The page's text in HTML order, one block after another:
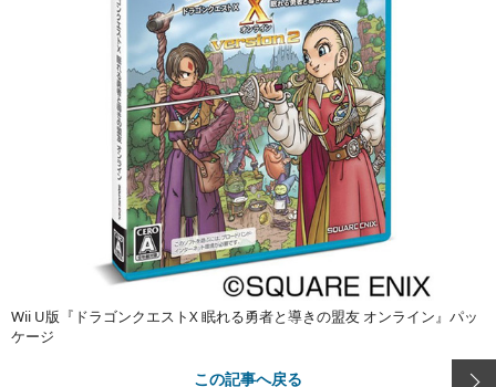
Wii U版『ドラゴンクエストX 眠れる勇者と導きの盟友 オンライン』パッ
ケージ
この記事へ戻る